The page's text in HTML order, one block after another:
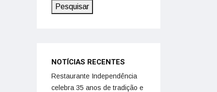
Pesquisar
NOTÍCIAS RECENTES
Restaurante Independência
celebra 35 anos de tradição e